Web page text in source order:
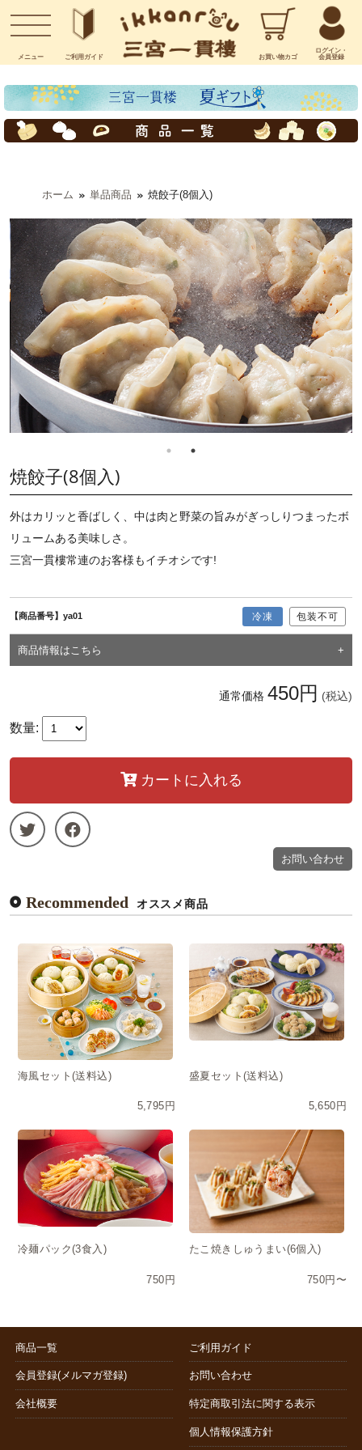
メニュー ご利用 ガイド お買い物カゴ
ログイン・
会員登録
お問い合わせ
ホーム 単品商品 焼餃子(8個入)
焼餃子(8個入)
外はカリッと香ばしく、中は肉と野菜の旨みがぎっしりつまったボ
リュームある美味しさ。
三宮一貫樓常連のお客様もイチオシです!
【商品番号】ya01 冷凍 包装不可
商品情報はこちら
通常価格 450円 (税込)
数量:
カートに入れる
お問い合わせ
Recommended オススメ商品
海風セット(送料込)
5,795円
盛夏セット(送料込)
5,650円
冷麺パック(3食入)
750円
たこ焼きしゅうまい(6個入)
750円〜
商品一覧
会員登録(メルマガ登録)
ご利用ガイド
お問い合わせ
会社概要 特定商取引法に関する表示
個人情報保護方針